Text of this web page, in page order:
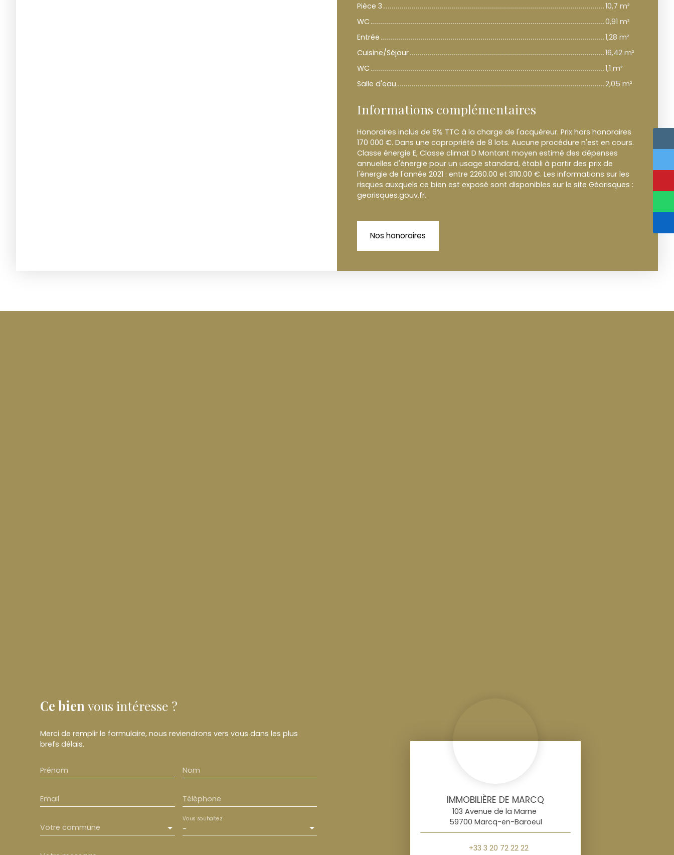
Pièce 3
10,7 m²
WC
0,91 m²
Entrée
1,28 m²
Cuisine/Séjour
16,42 m²
WC
1,1 m²
Salle d'eau
2,05 m²
Informations complémentaires
Honoraires inclus de 6% TTC à la charge de l'acquéreur. Prix hors honoraires
170 000 €. Dans une copropriété de 8 lots. Aucune procédure n'est en cours.
Classe énergie E, Classe climat D Montant moyen estimé des dépenses
annuelles d'énergie pour un usage standard, établi à partir des prix de
l'énergie de l'année 2021 : entre 2260.00 et 3110.00 €. Les informations sur les
risques auxquels ce bien est exposé sont disponibles sur le site Géorisques :
georisques.gouv.fr.
Nos honoraires
Ce bien vous intéresse ?
Merci de remplir le formulaire, nous reviendrons vers vous dans les plus
brefs délais.
Prénom Nom
Email Téléphone
Votre commune -
Vous souhaitez
IMMOBILIÈRE DE MARCQ
103 Avenue de la Marne
59700 Marcq-en-Baroeul
+33 3 20 72 22 22